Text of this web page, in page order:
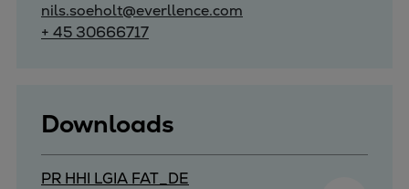
nils.soeholt@everllence.com
+ 45 30666717
Downloads
PR HHI LGIA FAT_DE